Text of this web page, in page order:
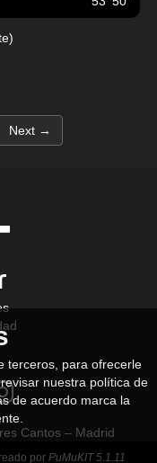
Next →
Cantos – Madrid
por PuMuKIT 5.1.11
terceros, para ofrecerle
nuestra política de
de acuerdo marca la